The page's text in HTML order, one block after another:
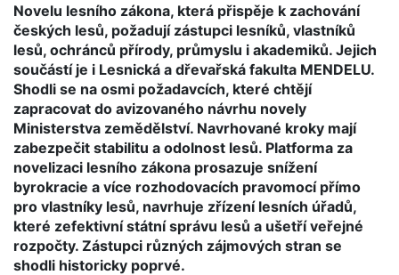
Novelu lesního zákona, která přispěje k zachování
českých lesů, požadují zástupci lesníků, vlastníků
lesů, ochránců přírody, průmyslu i akademiků. Jejich
součástí je i Lesnická a dřevařská fakulta MENDELU.
Shodli se na osmi požadavcích, které chtějí
zapracovat do avizovaného návrhu novely
Ministerstva zemědělství. Navrhované kroky mají
zabezpečit stabilitu a odolnost lesů. Platforma za
novelizaci lesního zákona prosazuje snížení
byrokracie a více rozhodovacích pravomocí přímo
pro vlastníky lesů, navrhuje zřízení lesních úřadů,
které zefektivní státní správu lesů a ušetří veřejné
rozpočty. Zástupci různých zájmových stran se
shodli historicky poprvé.